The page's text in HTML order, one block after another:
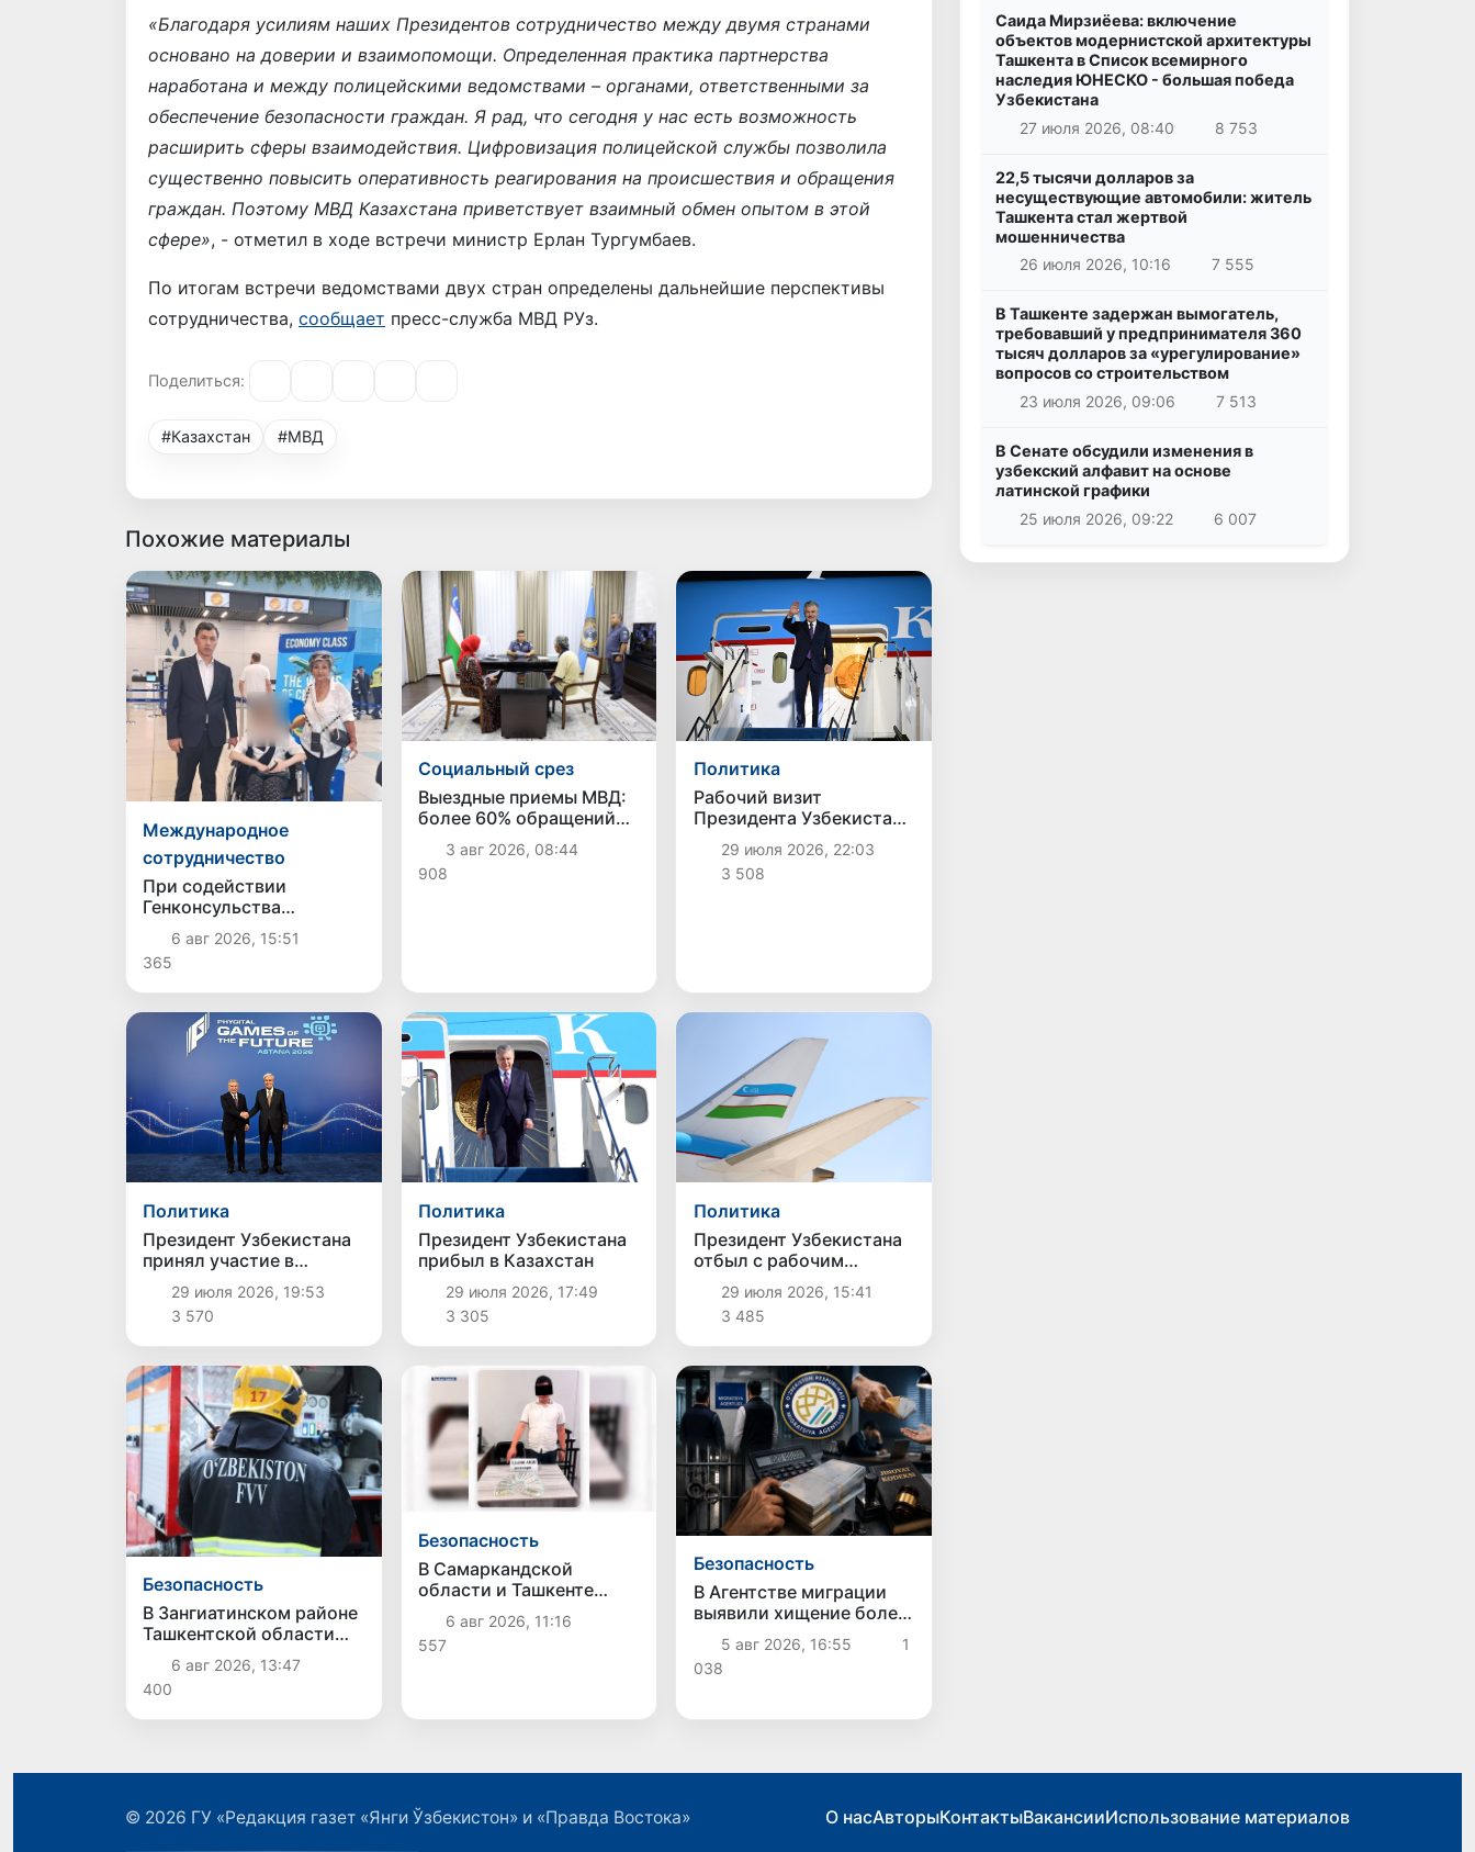
«Благодаря усилиям наших Президентов сотрудничество между двумя странами
основано на доверии и взаимопомощи. Определенная практика партнерства
наработана и между полицейскими ведомствами – органами, ответственными за
обеспечение безопасности граждан. Я рад, что сегодня у нас есть возможность
расширить сферы взаимодействия. Цифровизация полицейской службы позволила
существенно повысить оперативность реагирования на происшествия и обращения
граждан. Поэтому МВД Казахстана приветствует взаимный обмен опытом в этой
сфере», - отметил в ходе встречи министр Ерлан Тургумбаев.
По итогам встречи ведомствами двух стран определены дальнейшие перспективы
сотрудничества, сообщает пресс-служба МВД РУз.
Поделиться:
#Казахстан #МВД
Похожие материалы
Международное
сотрудничество
При содействии
Генконсульства
Узбекистана
соотечественница,
перенесшая инсульт в
Алматы, вернулась на
родину
6 авг 2026, 15:51
365
Социальный срез
Выездные приемы МВД:
более 60% обращений
граждан решены
непосредственно в ходе
приема
3 авг 2026, 08:44
908
Политика
Рабочий визит
Президента Узбекистана
в Казахстан завершился
29 июля 2026, 22:03
3 508
Политика
Президент Узбекистана
принял участие в
церемонии открытия
«Игр будущего»
29 июля 2026, 19:53
3 570
Политика
Президент Узбекистана
прибыл в Казахстан
29 июля 2026, 17:49
3 305
Политика
Президент Узбекистана
отбыл с рабочим
визитом в Казахстан
29 июля 2026, 15:41
3 485
Безопасность
В Зангиатинском районе
Ташкентской области
произошёл пожар в
магазине
6 авг 2026, 13:47
400
Безопасность
В Самаркандской
области и Ташкенте
пресечены факты
коррупции и
мошенничества
6 авг 2026, 11:16
557
Безопасность
В Агентстве миграции
выявили хищение более
1 млрд сумов
бюджетных средств
5 авг 2026, 16:55
1
038
Саида Мирзиёева: включение
объектов модернистской архитектуры
Ташкента в Список всемирного
наследия ЮНЕСКО - большая победа
Узбекистана
27 июля 2026, 08:40
8 753
22,5 тысячи долларов за
несуществующие автомобили: житель
Ташкента стал жертвой
мошенничества
26 июля 2026, 10:16
7 555
В Ташкенте задержан вымогатель,
требовавший у предпринимателя 360
тысяч долларов за «урегулирование»
вопросов со строительством
23 июля 2026, 09:06
7 513
В Сенате обсудили изменения в
узбекский алфавит на основе
латинской графики
25 июля 2026, 09:22
6 007
© 2026 ГУ «Редакция газет «Янги Ўзбекистон» и «Правда Востока» О насАвторыКонтактыВакансииИспользование материалов